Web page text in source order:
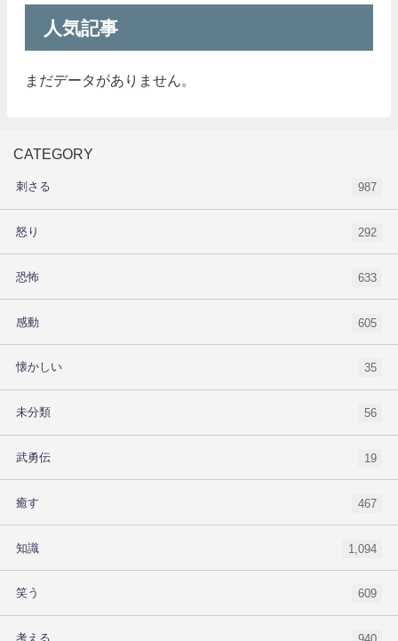
人気記事
まだデータがありません。
CATEGORY
刺さる 987
怒り 292
恐怖 633
感動 605
懐かしい 35
未分類 56
武勇伝 19
癒す 467
知識 1,094
笑う 609
考える